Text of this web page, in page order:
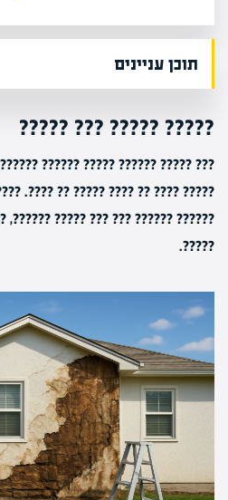
תוכן עניינים
????? ????? ??? ?????
?????? ??????, ??? ???? ???? ??????
????. ??????, ????? ??? ????? ????
??????, ?? ?????? ????? ??????
?????.